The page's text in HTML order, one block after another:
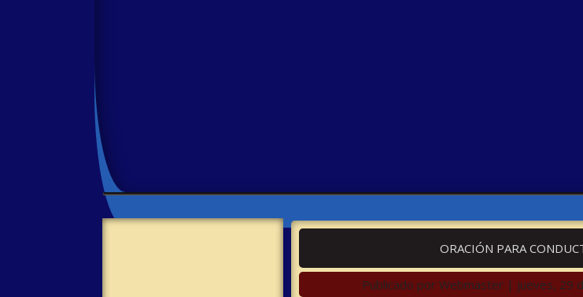
ORACIÓN PARA
Publicado por Webmaster | jueves, 29